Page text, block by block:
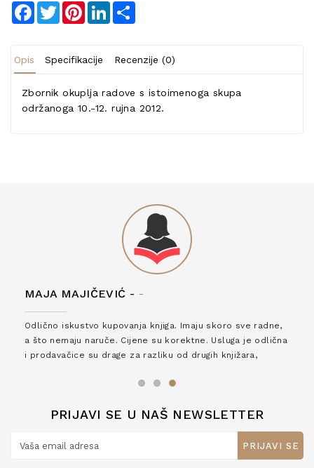
Facebook
TwitterPinterestLinkedIn
Opis Specifikacije Recenzije (0)
Zbornik okuplja radove s istoimenoga skupa
održanoga 10.-12. rujna 2012.
MAJA MAJIČEVIĆ - -
Odlično iskustvo kupovanja knjiga. Imaju skoro sve radne,
a što nemaju naruče. Cijene su korektne. Usluga je odlična
i prodavačice su drage za razliku od drugih knjižara,
PRIJAVI SE U NAŠ NEWSLETTER
PRIJAVI SE